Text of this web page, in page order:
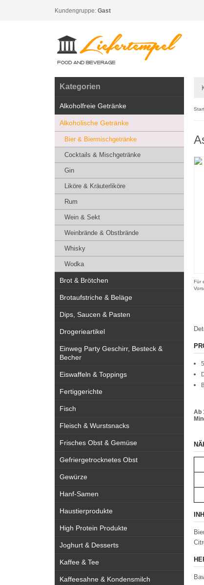
Kundengruppe: Gast
Für
Ab
Kategorien
Alkoholfreie Getränke
Alkoholische Getränke
Bier & Biermischgetränke
Cocktails & Mischgetränke
Gin
Liköre & Kräuterliköre
Rum
Wein & Sekt
Weinbrände & Obstbrände
Whisky
Wodka
Brot & Brötchen
Brotaufstriche & Beläge
Dips, Saucen & Pasten
Drogerieartikel
Einweg Party Geschirr, Besteck &
Becher
Eiswaffeln & Toppings
Fertiggerichte
Fisch
Fleisch & Wurstsnacks
Frisches Obst & Gemüse
Gefriergetrocknetes Obst
Gewürze
Hanf-Samen
Haustierprodukte
High Protein Produkte
Joghurt & Desserts
Kaffee & Tee
Kaffeesahne & Kondensmilch